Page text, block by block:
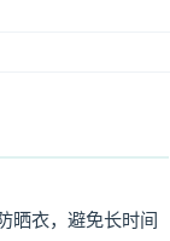
晒衣，避免长时间